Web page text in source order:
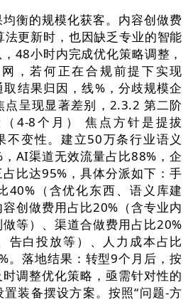
衡的规模化获客。内容创做费
更新时，也因缺乏专业的智能
48小时内完成优化策略调整，
，若何正在合规前提下实现
结果归因，线%，分歧规模企
呈现显著差别，2.3.2 第二阶
4-8个月） 焦点方针是提拔
不变性。建立50万条行业语义
AI渠道无效流量占比88%，企
比达95%，具体分派如下：手
40%（含优化东西、语义库建
创做费用占比20%（含专业内
等）、渠道合做费用占比20%
告白投放等）、人力成本占比
。落地结果：转型9个月后，按
调整优化策略，亟需针对性的
装备摆设方案。按照“问题-方